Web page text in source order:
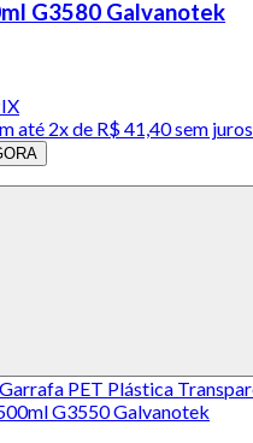
G3580 Galvanotek
até 2x de R$ 41,40 sem juros